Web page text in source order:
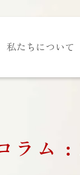
私たちについて
ラム